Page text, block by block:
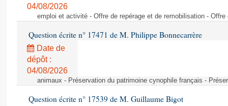
04/08/2026
emploi et activité - Offre de repérage et de remobilisation -
Question écrite n° 17471 de M. Philippe Bonnecarrère
Date de
dépôt :
04/08/2026
animaux - Préservation du patrimoine cynophile français -
Question écrite n° 17539 de M. Guillaume Bigot